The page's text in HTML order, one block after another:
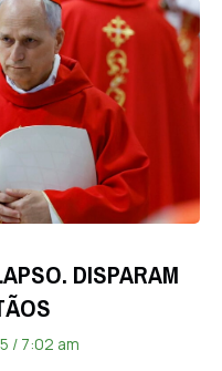
DISPARAM
7:02 am